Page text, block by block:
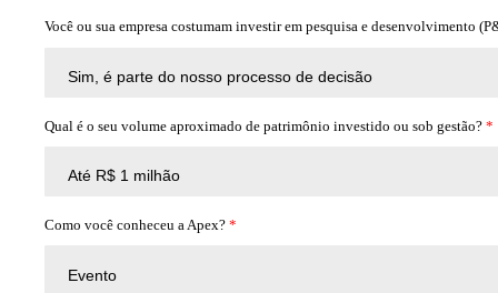
Você ou sua empresa costumam investir em pesquisa e desenvolvimento
Qual é o seu volume aproximado de patrimônio investido ou sob gestão? *
Como você conheceu a Apex? *